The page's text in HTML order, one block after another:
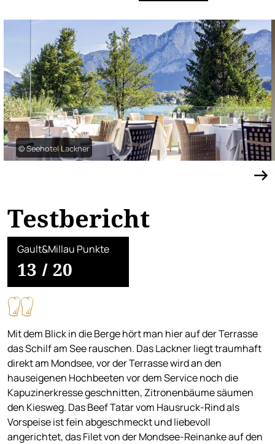
© Seehotel Lackner
Testbericht
Gault&Millau Punkte
13 / 20
Mit dem Blick in die Berge hört man hier auf der Terrasse
das Schilf am See rauschen. Das Lackner liegt traumhaft
direkt am Mondsee, vor der Terrasse wird an den
hauseigenen Hochbeeten vor dem Service noch die
Kapuzinerkresse geschnitten, Zitronenbäume säumen
den Kiesweg. Das Beef Tatar vom Hausruck-Rind als
Vorspeise ist fein abgeschmeckt und liebevoll
angerichtet, das Filet von der Mondsee-Reinanke auf den